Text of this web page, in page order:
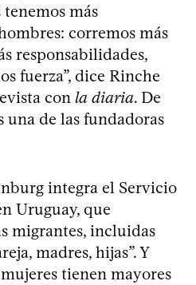
más
corremos más
responsabilidades,
fuerza”, dice Rinche
con la diaria. De
una de las fundadoras
integra el Servicio
Uruguay, que
migrantes, incluidas
madres, hijas”. Y
tienen mayores